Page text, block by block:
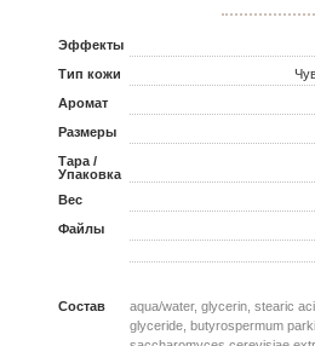
Эффекты
Тип кожи
Аромат
Размеры
Тара /
Упаковка
Вес
Файлы
Состав
aqua/water, glycerin, stearic
glyceride, butyrospermum